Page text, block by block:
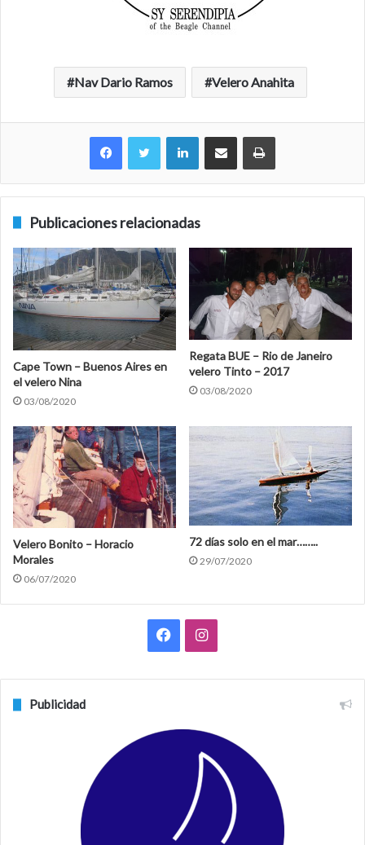
Nav Dario Ramos Velero Anahita
Compartir por correo electrónico
Publicaciones relacionadas
Cape Town – Buenos Aires en
el velero Nina
03/08/2020
Regata BUE – Rio de Janeiro
velero Tinto – 2017
03/08/2020
Velero Bonito – Horacio
Morales
06/07/2020
72 días solo en el mar……..
29/07/2020
e
o
I
t
a
Publicidad